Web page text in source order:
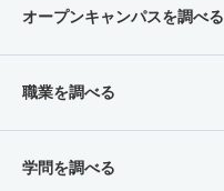
オープンキャンパスを調べる
職業を調べる
学問を調べる